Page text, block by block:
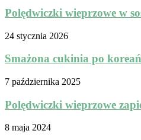
Polędwiczki wieprzowe w
24 stycznia 2026
Smażona cukinia po
7 października 2025
Polędwiczki wieprzowe
8 maja 2024